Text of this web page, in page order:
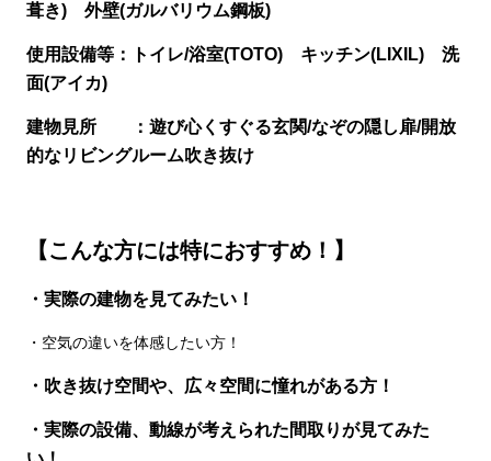
葺き) 外壁(ガルバリウム鋼板)
使用設備等：トイレ/浴室(TOTO) キッチン(LIXIL) 洗
面(アイカ)
建物見所 ：遊び心くすぐる玄関/なぞの隠し扉/開放
的なリビングルーム吹き抜け
【こんな方には特におすすめ！】
・実際の建物を見てみたい！
・空気の違いを体感したい方！
・吹き抜け空間や、広々空間に憧れがある方！
・実際の設備、動線が考えられた間取りが見てみた